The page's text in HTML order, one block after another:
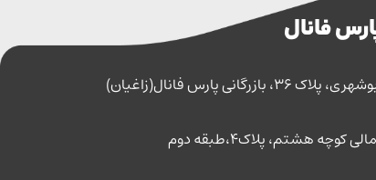
فانال
پارس فانال(زاغیان)
هشتم، پلاک4،طبقه دوم